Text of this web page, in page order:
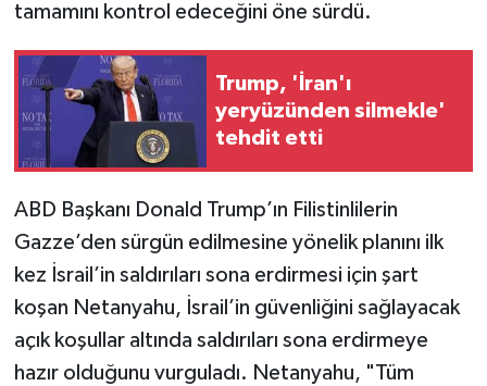
tamamını kontrol edeceğini öne sürdü.
Trump, 'İran'ı
yeryüzünden silmekle'
tehdit etti
ABD Başkanı Donald Trump’ın Filistinlilerin
Gazze’den sürgün edilmesine yönelik planını ilk
kez İsrail’in saldırıları sona erdirmesi için şart
koşan Netanyahu, İsrail’in güvenliğini sağlayacak
açık koşullar altında saldırıları sona erdirmeye
hazır olduğunu vurguladı. Netanyahu, "Tüm